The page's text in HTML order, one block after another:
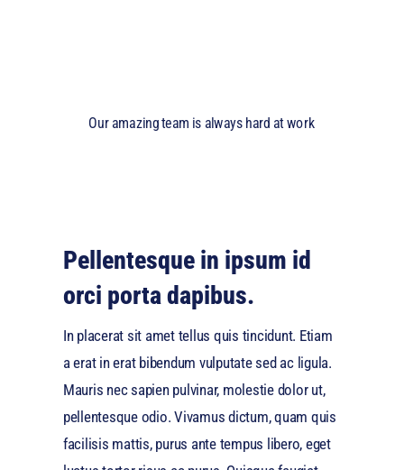
Our amazing team is always hard at work
Pellentesque in ipsum id
orci porta dapibus.
In placerat sit amet tellus quis tincidunt. Etiam
a erat in erat bibendum vulputate sed ac ligula.
Mauris nec sapien pulvinar, molestie dolor ut,
pellentesque odio. Vivamus dictum, quam quis
facilisis mattis, purus ante tempus libero, eget